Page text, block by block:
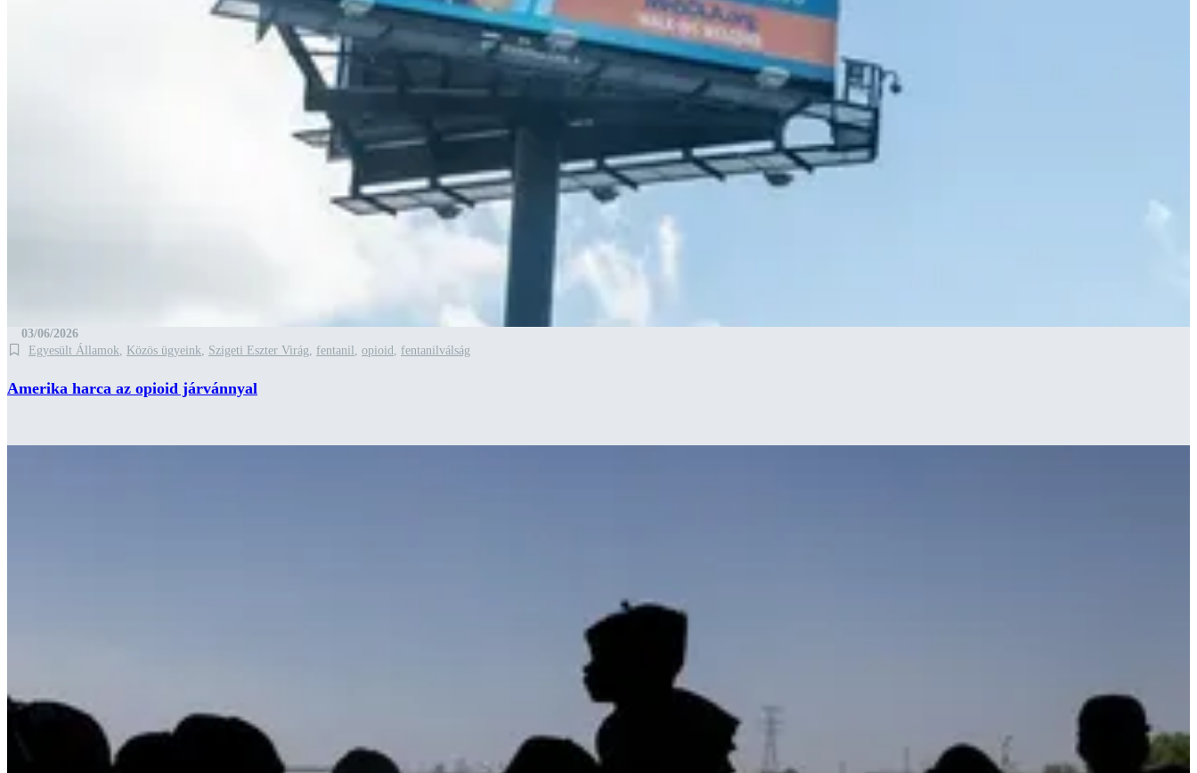
03/06/2026
Egyesült Államok, Közös ügyeink, Szigeti Eszter Virág, fentanil , opioid, fentanilválság
Amerika harca az opioid járvánnyal